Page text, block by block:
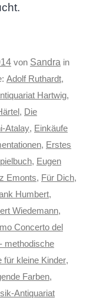
von Sandra in
Adolf Ruthardt,
Hartwig,
, Die
Atalay, Einkäufe
, Erstes
, Eugen
Emonts, Für Dich,
Humbert,
Wiedemann,
Concerto del
methodische
für kleine Kinder,
Farben,
Antiquariat